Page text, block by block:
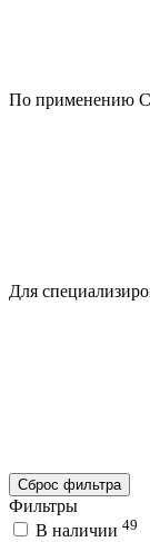
По применению
Для
Сброс фильтра
Фильтры
В наличии 49